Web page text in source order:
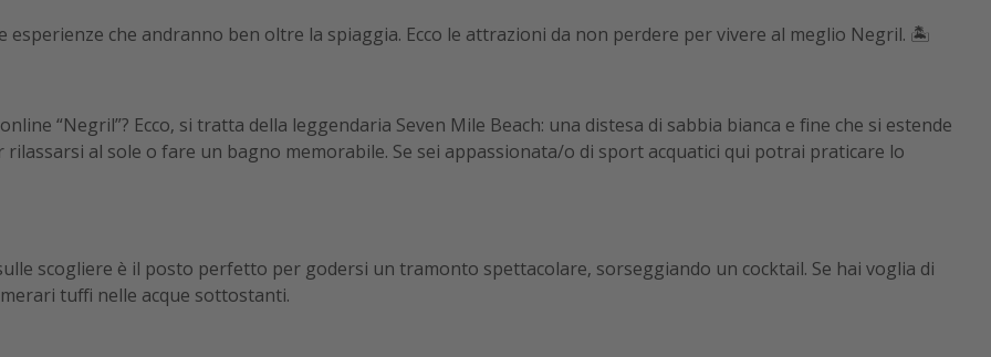
esperienze che andranno ben oltre la spiaggia. Ecco le attrazioni da non perdere per vivere al meglio Negril. 🏝️
“Negril”? Ecco, si tratta della leggendaria Seven Mile Beach: una distesa di sabbia bianca e fine che si estende
al sole o fare un bagno memorabile. Se sei appassionata/o di sport acquatici qui potrai praticare lo
scogliere è il posto perfetto per godersi un tramonto spettacolare, sorseggiando un cocktail. Se hai voglia di
tuffi nelle acque sottostanti.